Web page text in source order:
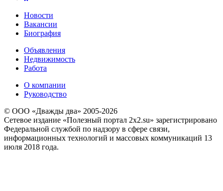
Новости
Вакансии
Биография
Объявления
Недвижимость
Работа
О компании
Руководство
© ООО «Дважды два» 2005-2026
Сетевое издание «Полезный портал 2x2.su» зарегистрировано
Федеральной службой по надзору в сфере связи,
информационных технологий и массовых коммуникаций 13
июля 2018 года.